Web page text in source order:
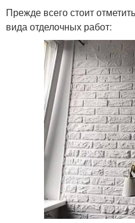
Прежде всего стоит
вида отделочных работ: